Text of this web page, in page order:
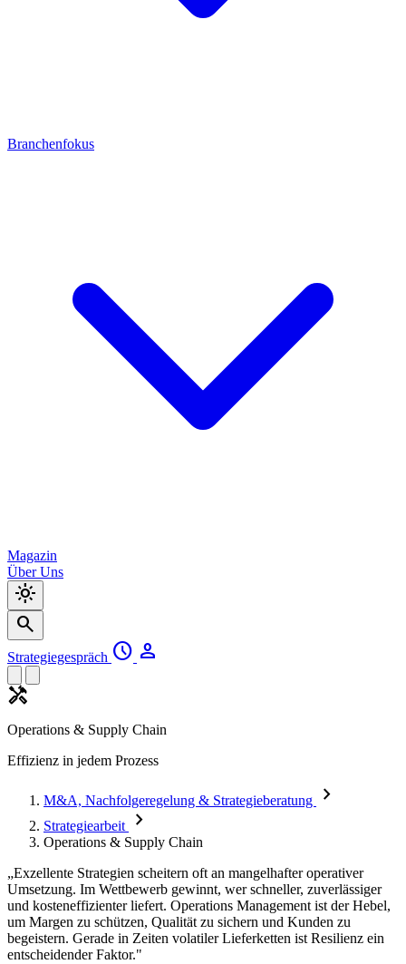
Branchenfokus
Magazin
Über Uns
light_mode
search
Strategiegespräch schedule person
handyman
Operations & Supply Chain
Effizienz in jedem Prozess
M&A, Nachfolgeregelung & Strategieberatung chevron_right
Strategiearbeit chevron_right
Operations & Supply Chain
„Exzellente Strategien scheitern oft an mangelhafter operativer
Umsetzung. Im Wettbewerb gewinnt, wer schneller, zuverlässiger
und kosteneffizienter liefert. Operations Management ist der Hebel,
um Margen zu schützen, Qualität zu sichern und Kunden zu
begeistern. Gerade in Zeiten volatiler Lieferketten ist Resilienz ein
entscheidender Faktor."